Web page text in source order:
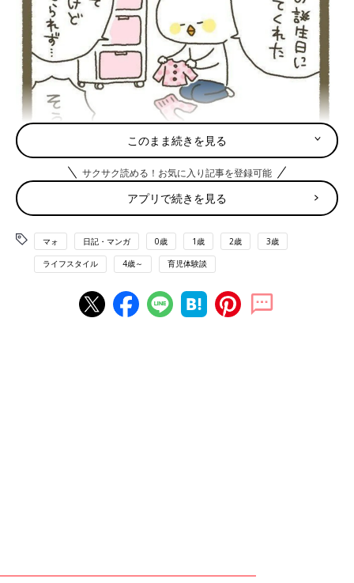
このまま続きを見る
サクサク読める！お気に入り記事を登録可能
アプリで続きを見る
マォ 日記・マンガ 0歳 1歳 2歳 3歳
ライフスタイル 4歳～ 育児体験談